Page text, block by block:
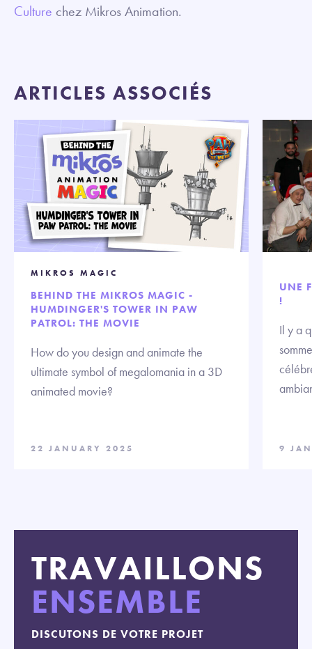
Culture chez Mikros Animation.
ARTICLES ASSOCIÉS
MIKROS MAGIC
BEHIND THE MIKROS MAGIC -
HUMDINGER'S TOWER IN PAW
PATROL: THE MOVIE
How do you design and animate the
ultimate symbol of megalomania in a 3D
animated movie?
22 JANUARY 2025
UNE
!
Il y a
9
TRAVAILLONS
ENSEMBLE
DISCUTONS DE VOTRE PROJET